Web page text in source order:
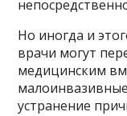
Но иногда и
врачи могут
медицинским
устранение